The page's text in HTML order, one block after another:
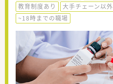
教育制度あり
大手チェーン以外
~18時までの職場